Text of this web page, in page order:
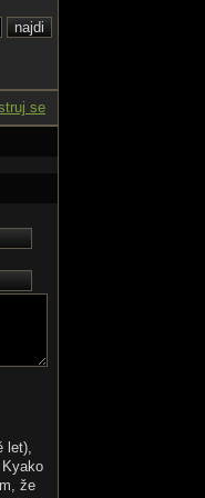
se
let),
že